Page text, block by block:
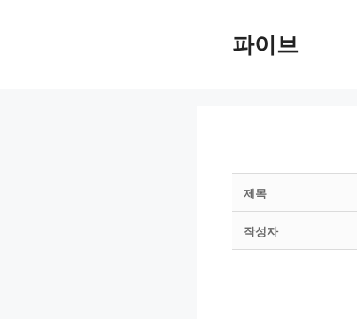
파이브
제목
작성자